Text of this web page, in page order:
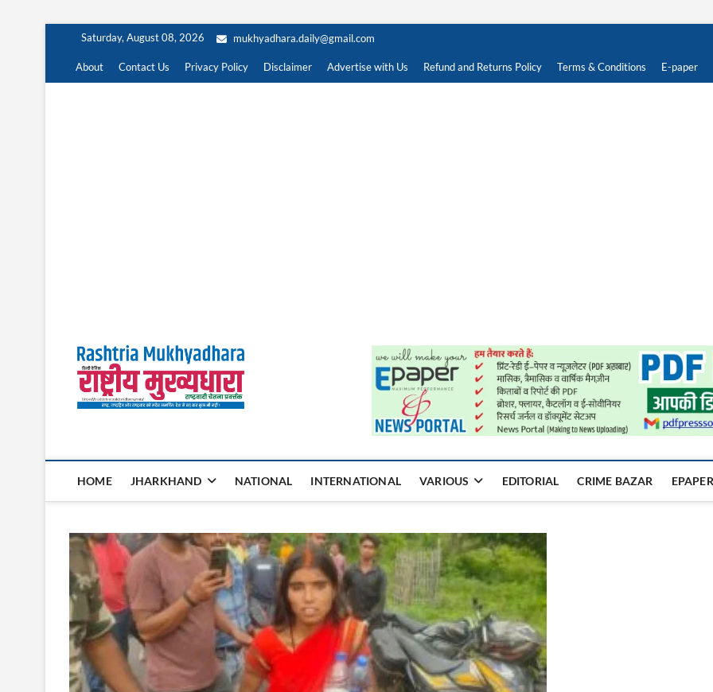
content
Saturday, August 08, 2026 mukhyadhara.daily@gmail.com
About Contact Us Privacy Policy Disclaimer Advertise with Us Refund and Returns Policy Terms & Conditions E-paper
Rashtria Mukhyadhara
HOME JHARKHAND NATIONAL INTERNATIONAL VARIOUS EDITORIAL CRIME BAZAR